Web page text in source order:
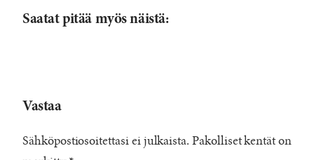
Saatat pitää myös näistä:
Vastaa
Sähköpostiosoitettasi ei julkaista. Pakolliset kentät on